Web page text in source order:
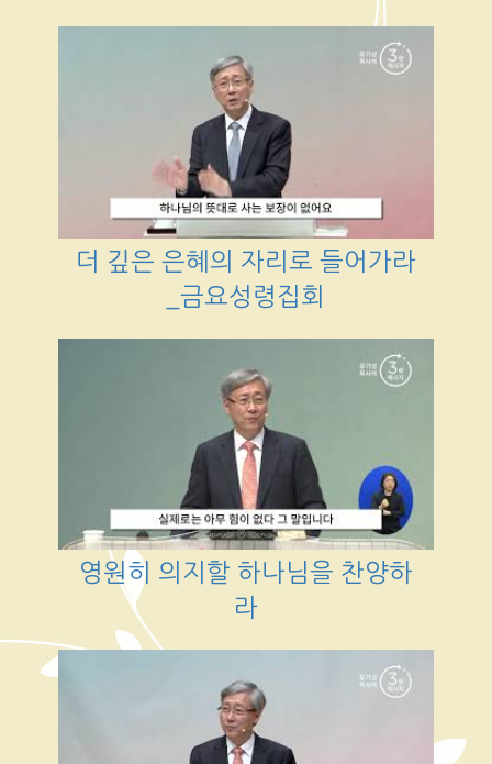
더 깊은 은혜의 자리로 들어가라
_금요성령집회
영원히 의지할 하나님을 찬양하
라